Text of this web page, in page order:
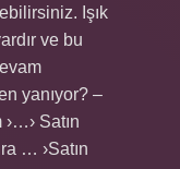
Işık
ve bu
yanıyor? –
Satın
… ›Satın